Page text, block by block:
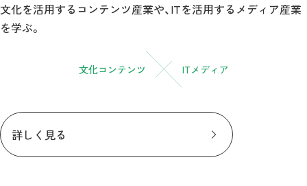
文化を活用するコンテンツ産業や、ITを活用する メディア産業
を学ぶ。
文化コンテンツ ITメディア
詳しく見る